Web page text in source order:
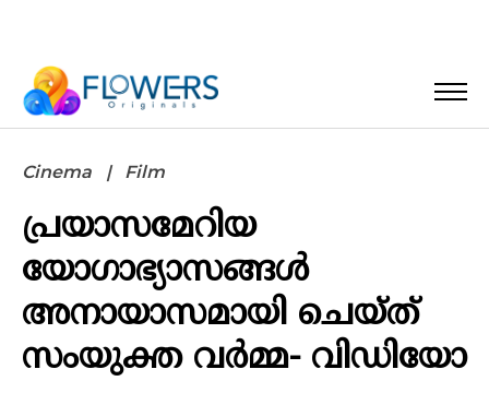
Cinema Film
പ്രയാസമേറിയ
യോഗാഭ്യാസങ്ങൾ
അനായാസമായി ചെയ്ത്
സംയുക്ത വർമ്മ- വിഡിയോ